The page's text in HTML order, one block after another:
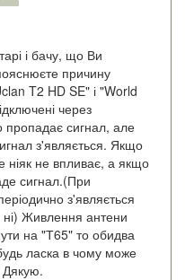
і бачу, що Ви
причину
T2 HD SE" і "World
через
пропадає сигнал, але
з'являється. Якщо
ніяк не впливає, а якщо
сигнал.(При
з'являється
ні) Живлення антени
на "Т65" то обидва
ласка в чому може
Дякую.